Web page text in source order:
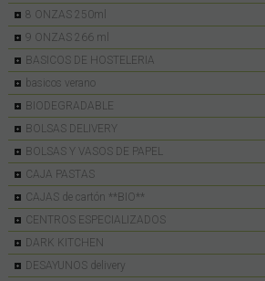
8 ONZAS 250ml
9 ONZAS 266 ml
BASICOS DE HOSTELERIA
basicos verano
BIODEGRADABLE
BOLSAS DELIVERY
BOLSAS Y VASOS DE PAPEL
CAJA PASTAS
CAJAS de cartón **BIO**
CENTROS ESPECIALIZADOS
DARK KITCHEN
DESAYUNOS delivery